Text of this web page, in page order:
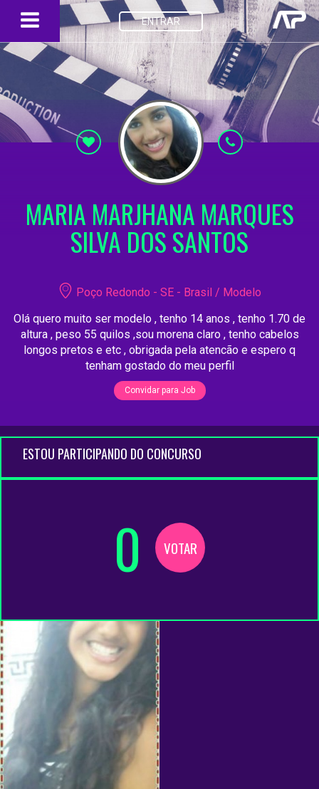
ENTRAR
MARIA MARJHANA MARQUES
SILVA DOS SANTOS
Poço Redondo - SE - Brasil / Modelo
Olá quero muito ser modelo , tenho 14 anos , tenho 1.70 de
altura , peso 55 quilos ,sou morena claro , tenho cabelos
longos pretos e etc , obrigada pela atencão e espero q
tenham gostado do meu perfil
Convidar para Job
ESTOU PARTICIPANDO DO CONCURSO
0 VOTAR